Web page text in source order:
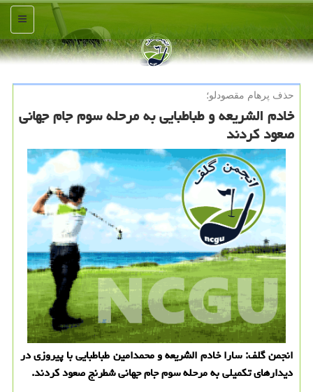
منو
حذف پرهام مقصودلو؛
خادم الشریعه و طباطبایی به مرحله سوم جام جهانی
صعود كردند
انجمن گلف: سارا خادم الشریعه و محمدامین طباطبایی با پیروزی در
دیدارهای تکمیلی به مرحله سوم جام جهانی شطرنج صعود کردند.